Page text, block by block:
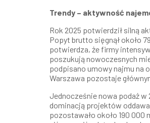
Trendy – aktywność
Rok 2025 potwierdził silną
Popyt brutto sięgnął około
potwierdza, że firmy
poszukują nowoczesnych
podpisano umowy najmu na
Warszawa pozostaje
Jednocześnie nowa podaż w
dominacją projektów
pozostawało około 190